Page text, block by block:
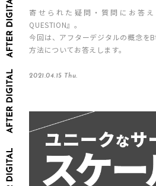
寄せられた疑問・質問にお答え
QUESTION』。
今回は、アフターデジタルの概念を
方法についてお答えします。
2021.04.15 Thu.